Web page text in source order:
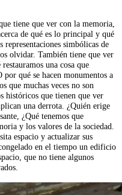
tiene que ver con la memoria,
de qué es lo principal y qué
representaciones simbólicas de
olvidar. También tiene que ver
una cosa que
qué se hacen monumentos a
que muchas veces no son
históricos que tienen que ver
una derrota. ¿Quién erige
¿Qué tenemos que
y los valores de la sociedad.
espacio y actualizar sus
en el tiempo un edificio
que no tiene algunos